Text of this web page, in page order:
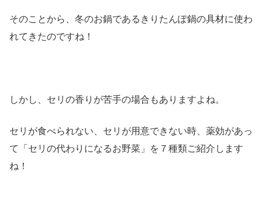
そのことから、冬のお鍋であるきりたんぽ鍋の具材に使わ
れてきたのですね！
しかし、セリの香りが苦手の場合もありますよね。
セリが食べられない、セリが用意できない時、薬効があっ
て「セリの代わりになるお野菜」を７種類ご紹介します
ね！